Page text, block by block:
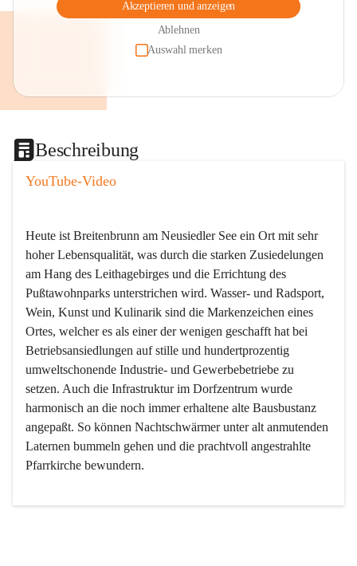
Akzeptieren und anzeigen
Ablehnen
Auswahl merken
Beschreibung
YouTube-Video
Heute ist Breitenbrunn am Neusiedler See ein Ort mit sehr
hoher Lebensqualität, was durch die starken Zusiedelungen
am Hang des Leithagebirges und die Errichtung des
Pußtawohnparks unterstrichen wird. Wasser- und Radsport,
Wein, Kunst und Kulinarik sind die Markenzeichen eines
Ortes, welcher es als einer der wenigen geschafft hat bei
Betriebsansiedlungen auf stille und hundertprozentig
umweltschonende Industrie- und Gewerbebetriebe zu
setzen. Auch die Infrastruktur im Dorfzentrum wurde
harmonisch an die noch immer erhaltene alte Bausbustanz
angepaßt. So können Nachtschwärmer unter alt anmutenden
Laternen bummeln gehen und die prachtvoll angestrahlte
Pfarrkirche bewundern.
Der Weinbau dominert heute nicht mehr, ist aber integrativer